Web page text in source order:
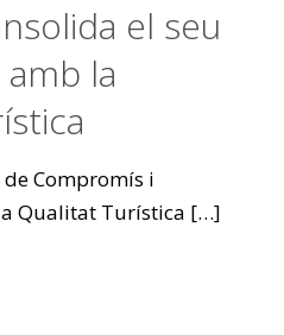
el seu
la
de Compromís i
Qualitat Turística […]